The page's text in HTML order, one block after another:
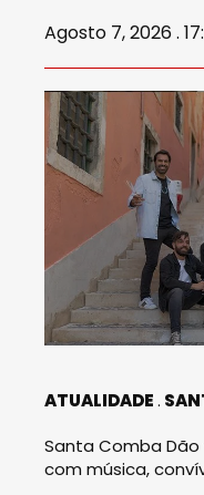
Agosto 7, 2026 .
ATUALIDADE
Santa Comba
com música,